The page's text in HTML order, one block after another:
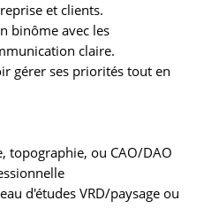
et clients.
binôme avec les
claire.
gérer ses priorités tout en
topographie, ou CAO/DAO
d'études VRD/paysage ou